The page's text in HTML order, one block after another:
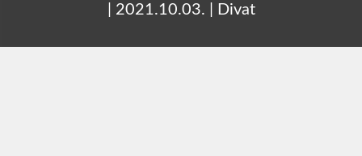
2021.10.03. Divat